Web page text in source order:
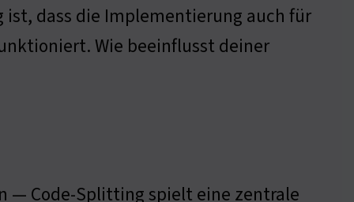
dass die Implementierung auch für
Wie beeinflusst deiner
— Code-Splitting spielt eine zentrale